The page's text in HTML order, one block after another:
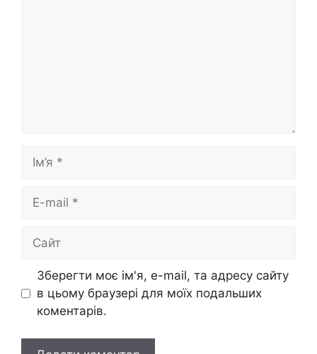
Ім’я
Сайт
Зберегти моє ім'я, e-mail, та адресу сайту
в цьому браузері для моїх подальших
коментарів.